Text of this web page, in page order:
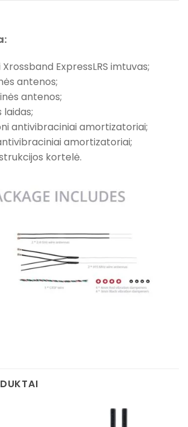
Xrossband ExpressLRS imtuvas;
antenos;
antenos;
laidas;
antivibraciniai amortizatoriai;
amortizatoriai;
kortelė.